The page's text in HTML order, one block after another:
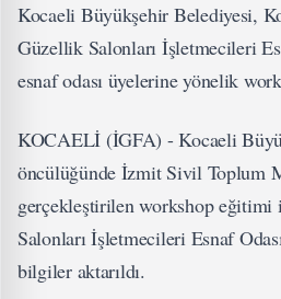
Kocaeli Büyükşehir Belediyesi,
Güzellik Salonları İşletmecileri
esnaf odası üyelerine yönelik
KOCAELİ (İGFA) - Kocaeli
öncülüğünde İzmit Sivil Toplum
gerçekleştirilen workshop
Salonları İşletmecileri Esnaf
bilgiler aktarıldı.